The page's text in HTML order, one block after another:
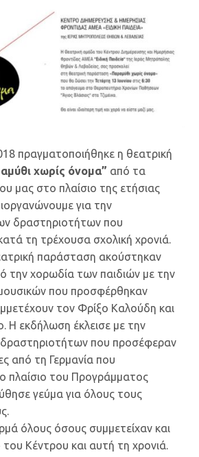
πραγματοποιήθηκε η θεατρική
χωρίς όνομα” από τα
μας στο πλαίσιο της ετήσιας
για την
δραστηριοτήτων που
τη τρέχουσα σχολική χρονιά.
παράσταση ακούστηκαν
την χορωδία των παιδιών με την
που προσφέρθηκαν
τον Φρίξο Καλούδη και
Η εκδήλωση έκλεισε με την
που προσέφεραν
από τη Γερμανία που
πλαίσιο του Προγράμματος
γεύμα για όλους τους
όλους όσους συμμετείχαν και
Κέντρου και αυτή τη χρονιά.